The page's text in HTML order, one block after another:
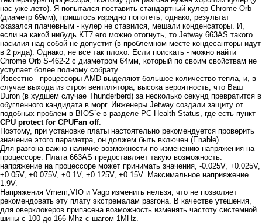
нас уже лето). Я попытался поставить стандартный кулер Chrome Orb
(диаметр 69мм), пришлось изрядно попотеть, однако, результат
оказался плачевным - кулер не ставился, мешали конденсаторы. И,
если на какой нибудь KT7 его можно отогнуть, то Jetway 663AS такого
насилия над собой не допустит (в проблемном месте кондесанторы идут
в 2 ряда). Однако, не все так плохо. Если поискать - можно найти
Chrome Orb S-462-2 с диаметром 64мм, который по своим свойствам не
уступает более полному собрату.
Известно - процессоры AMD выделяют большое количество тепла, и, в
случае выхода из строя вентилятора, высока вероятность, что Ваш
Duron (в худшем случае Thunderberd) за несколько секунд превратится в
обугленного кандидата в морг. Инженеры Jetway создали защиту от
подобных проблем в BIOS`е в разделе PC Health Status, где есть пункт
CPU protect for CPUFan off.
Поэтому, при установке платы настоятельно рекомендуется проверить
значение этого параметра, он должем быть включен (Enable).
Для разгона важно наличие возможности по изменению напряжения на
процессоре. Плата 663AS предоставляет такую возможность:
напряжение на процессоре может принимать значения, -0.025V, +0.025V,
+0.05V, +0.075V, +0.1V, +0.125V, +0.15V. Максимальное наприяжение
1.9V.
Напряжения Vmem,VIO и Vagp изменить нельзя, что не позволяет
рекомендовать эту плату экстремалам разгона. В качестве утешения,
для оверклокеров припасена возможность изменять частоту системной
шины с 100 до 166 Mhz с шагом 1MHz.